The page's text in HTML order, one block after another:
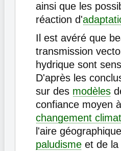
ainsi que les
réaction d'
Il est avéré que
transmission
hydrique sont
D'après les
sur des modèles
confiance moyen
changement
l'aire
paludisme et de la